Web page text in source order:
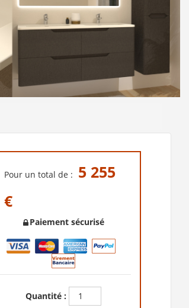
Pour un total de : 5 255
€
Paiement sécurisé
Quantité :